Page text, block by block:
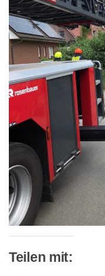
Teilen mit: